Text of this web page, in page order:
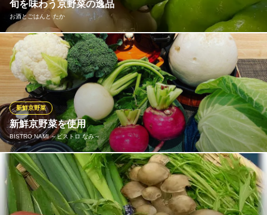
BISTRO EL GINO
フランス料理
地下鉄東西線京都市役所前駅 徒歩1分
京都府京都市中京区一之船入町537-31 リベルタス御池 2F
旬を味わう京野菜の逸品
お酒とごはんと たか
季節ごとの京野菜をふんだんに使用した「出会いもんメニュー」
は、お客様から「絶品の美味しさ」と評価されています。琵琶湖
のあゆや本もろこなど、旬の味覚も堪能できます。
お酒とごはんと たか
旬の食材 大人の居酒屋
阪急京都線京都河原町駅 徒歩2分
京都府京都市中京区中之町576 丸仲ビル1F
新鮮京野菜を使用
BISTRO NAMI ～ビストロ なみ～
新鮮京野菜
旬の食材を楽しんでいただくため、野菜はシェフ自ら農場に出向
き、その時特にいい野菜を仕入れています。春夏秋冬で変わる野
菜の魅力を前面に引き出すために最善の調理法で提供させて頂き
ます。